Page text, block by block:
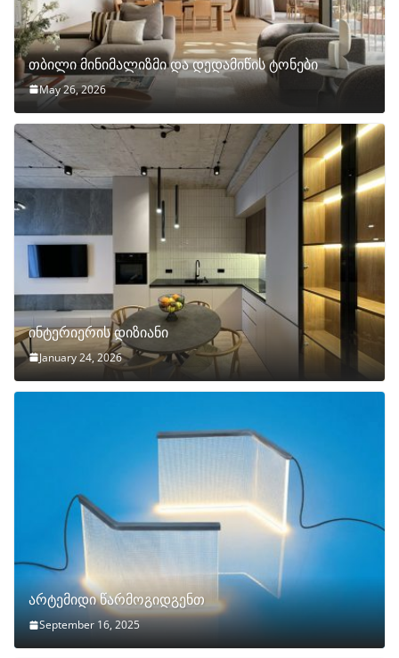
თბილი მინიმალიზმი და დედამიწის ტონები
May 26, 2026
ინტერიერის დიზიანი
January 24, 2026
არტემიდი წარმოგიდგენთ
September 16, 2025